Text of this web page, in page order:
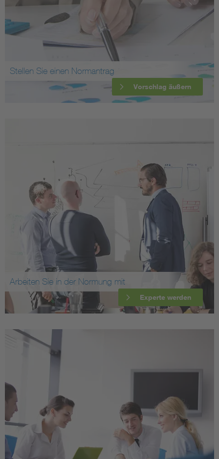
Stellen Sie einen Normantrag
Vorschlag äußern
Arbeiten Sie in der Normung mit
Experte werden